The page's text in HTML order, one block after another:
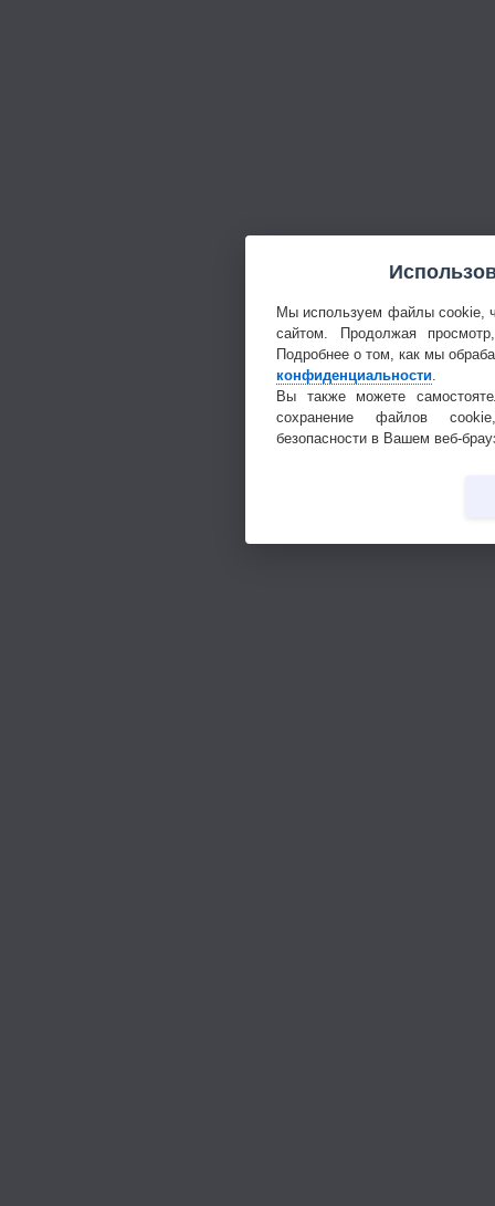
Мы используем файлы cookie,
сайтом. Продолжая
Подробнее о том, как мы
конфиденциальности
Вы также можете
сохранение файлов
безопасности в Вашем веб-